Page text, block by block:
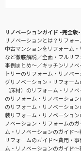
リノベーションガイド -完全版-
リノベーションとは？リフォ
中古マンションをリフォーム
など徹底解説
全面・フルリ
事例まとめ〜
キッチンリノ
トリーのリフォーム・リノベ
グリノベーション・リフォー
（床材）のリフォーム・リノ
のリフォーム・リノベーショ
のリフォーム・リノベーショ
装リフォーム・リノベーショ
ノベーション・リフォームの
ム・リノベーションのガイド
リフォームのガイド〜費用・
ム・リノベーションのガイド